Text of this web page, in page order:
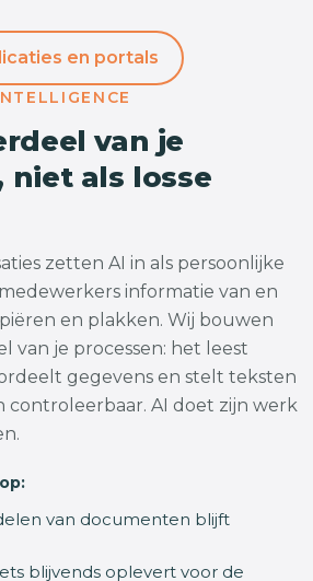
en portals
van je
niet als losse
zetten AI in als persoonlijke
informatie van en
en plakken. Wij bouwen
van je processen: het leest
gegevens en stelt teksten
controleerbaar. AI doet zijn werk
van documenten blijft
blijvends oplevert voor de